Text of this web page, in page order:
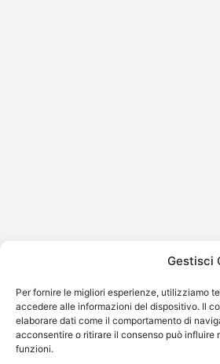
Gestisci
Per fornire le migliori esperienze, utilizziamo
accedere alle informazioni del dispositivo. Il
elaborare dati come il comportamento di
acconsentire o ritirare il consenso può
funzioni.